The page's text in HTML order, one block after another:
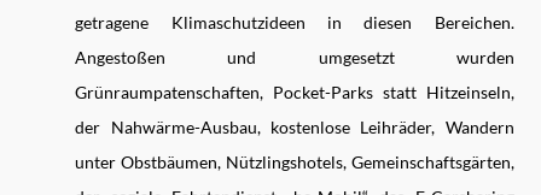
getragene Klimaschutzideen in diesen Bereichen.
Angestoßen und umgesetzt wurden
Grünraumpatenschaften, Pocket-Parks statt Hitzeinseln,
der Nahwärme-Ausbau, kostenlose Leihräder, Wandern
unter Obstbäumen, Nützlingshotels, Gemeinschaftsgärten,